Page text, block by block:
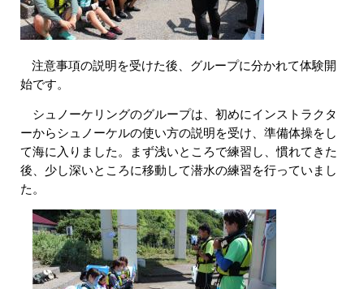
注意事項の説明を受けた後、グループに分かれて体験開
始です。
シュノーケリングのグループは、初めにインストラクタ
ーからシュノーケルの使い方の説明を受け、準備体操をし
て海に入りました。まず浅いところで練習し、慣れてきた
後、少し深いところに移動して潜水の練習を行っていまし
た。